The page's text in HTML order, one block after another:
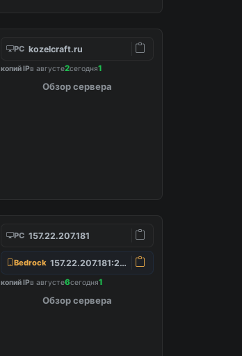
PC kozelcraft.ru
копий IPв августе2сегодня1
Обзор сервера
PC 157.22.207.181
Bedrock 157.22.207.181:25565
копий IPв августе6сегодня1
Обзор сервера